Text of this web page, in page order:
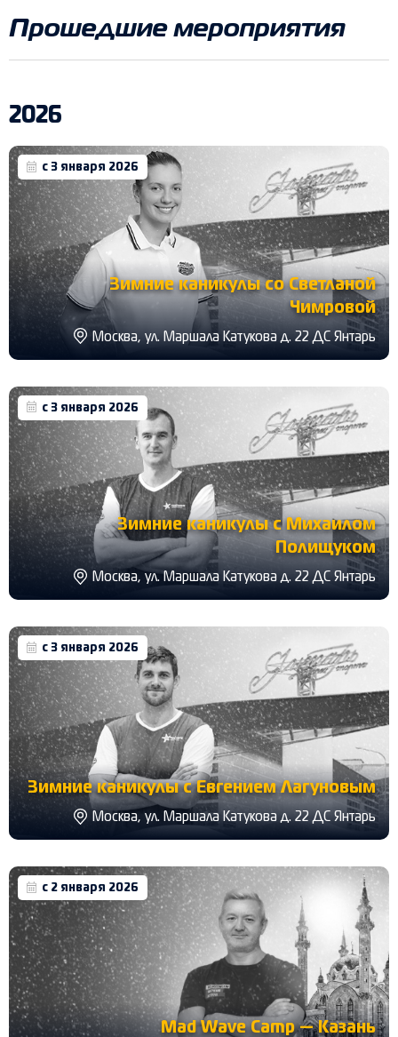
Прошедшие мероприятия
2026
с 3 января 2026
Зимние каникулы со Светланой
Чимровой
Москва, ул. Маршала Катукова д. 22 ДС Янтарь
с 3 января 2026
Зимние каникулы с Михаилом
Полищуком
Москва, ул. Маршала Катукова д. 22 ДС Янтарь
с 3 января 2026
Зимние каникулы с Евгением Лагуновым
Москва, ул. Маршала Катукова д. 22 ДС Янтарь
с 2 января 2026
Mad Wave Camp — Казань